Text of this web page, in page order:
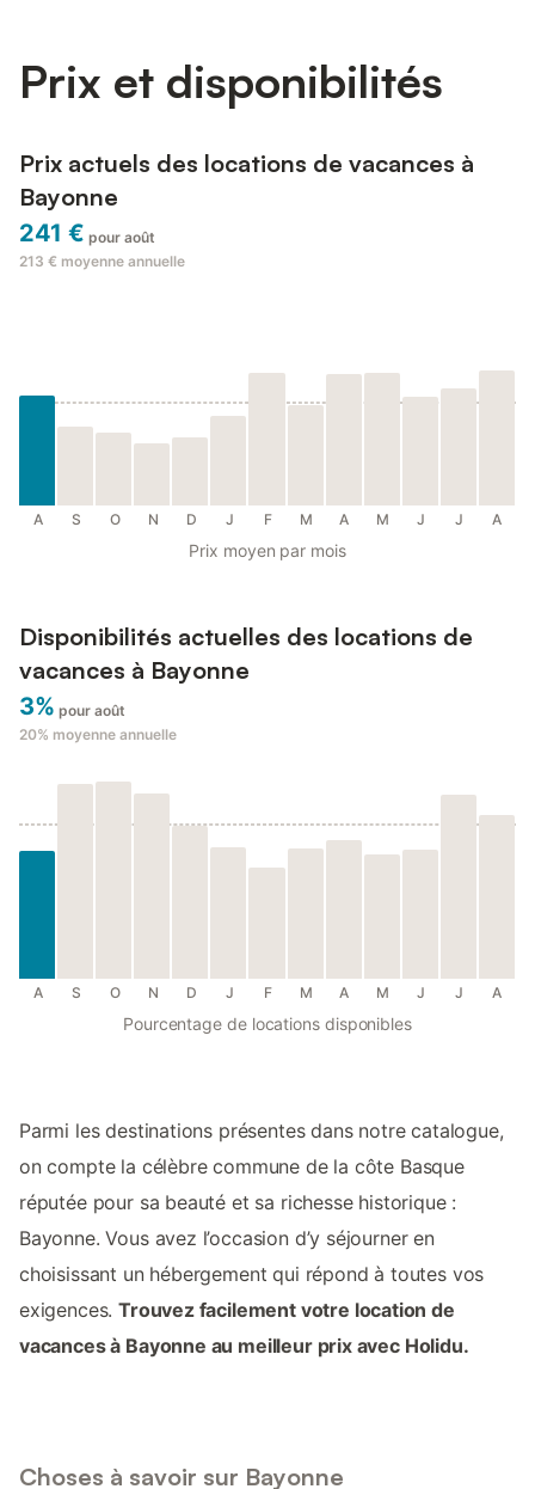
Prix et disponibilités
Prix actuels des locations de vacances à
Bayonne
241 € pour août
213 € moyenne annuelle
A S O N D J F M A M J J A
Prix moyen par mois
Disponibilités actuelles des locations de
vacances à Bayonne
3% pour août
20% moyenne annuelle
A S O N D J F M A M J J A
Pourcentage de locations disponibles
Parmi les destinations présentes dans notre catalogue,
on compte la célèbre commune de la côte Basque
réputée pour sa beauté et sa richesse historique :
Bayonne. Vous avez l’occasion d’y séjourner en
choisissant un hébergement qui répond à toutes vos
exigences.Trouvez facilement votre location de
vacances à Bayonne au meilleur prix avec Holidu.
Choses à savoir sur Bayonne